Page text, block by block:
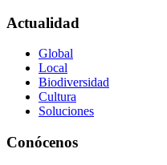
Actualidad
Global
Local
Biodiversidad
Cultura
Soluciones
Conócenos